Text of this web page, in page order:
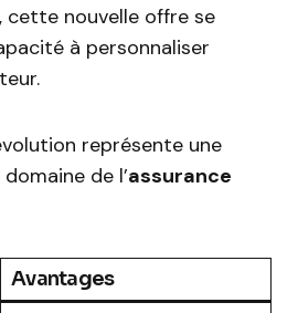
cette nouvelle offre se
à personnaliser
représente une
de l’assurance
Avantages